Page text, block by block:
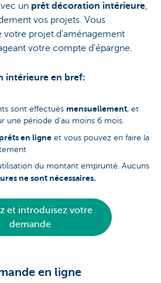
un prêt décoration intérieure,
vos projets. Vous
votre projet d'aménagement
votre compte d'épargne.
intérieure en bref:
sont effectués mensuellement, et
une période d'au moins 6 mois.
en ligne et vous pouvez en faire la
du montant emprunté. Aucuns
ne sont nécessaires.
et introduisez votre
demande
en ligne